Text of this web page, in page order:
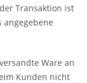
Transaktion ist
angegebene
Ware an
Kunden nicht